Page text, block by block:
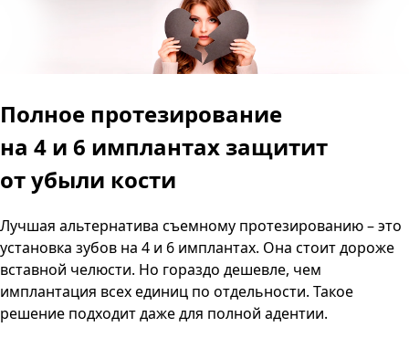
Полное протезирование
на 4 и 6 имплантахзащитит
от убыли кости
Лучшая альтернатива съемному протезированию – это
установка зубов на 4 и 6 имплантах. Она стоит дороже
вставной челюсти. Но гораздо дешевле, чем
имплантация всех единиц по отдельности. Такое
решение подходит даже для полной адентии.